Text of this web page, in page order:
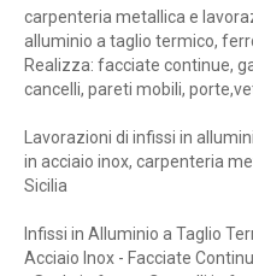
carpenteria metallica e
alluminio a taglio termico,
Realizza: facciate continue,
cancelli, pareti mobili,
Lavorazioni di infissi in
in acciaio inox, carpenteria
Sicilia
Infissi in Alluminio a Taglio
Acciaio Inox - Facciate